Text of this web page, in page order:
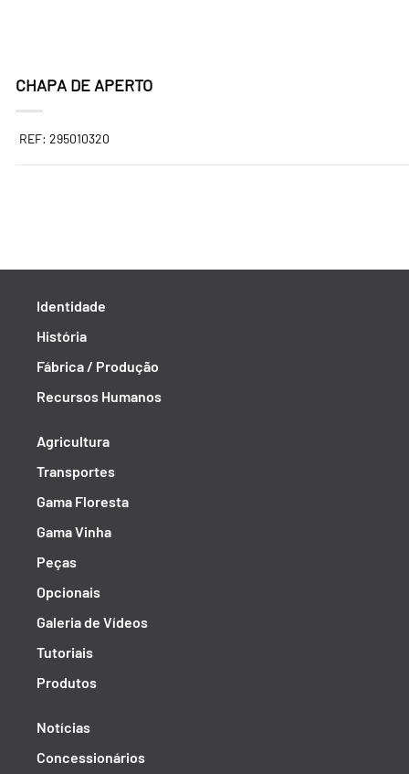
CHAPA DE APERTO
REF: 295010320
Identidade
História
Fábrica / Produção
Recursos Humanos
Agricultura
Transportes
Gama Floresta
Gama Vinha
Peças
Opcionais
Galeria de Vídeos
Tutoriais
Produtos
Notícias
Concessionários